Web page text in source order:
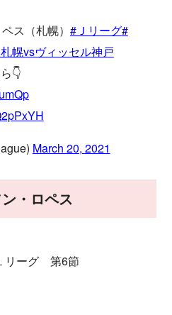
ス（札幌） #Ｊリーグ#
幌vsヴィッセル神戸
👇
March 20, 2021
・ロペス
リーグ 第6節